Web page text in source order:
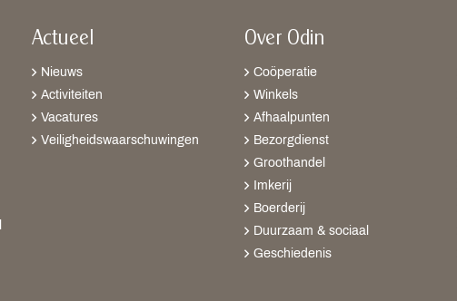
Actueel
Nieuws
Activiteiten
Vacatures
Veiligheidswaarschuwingen
Over Odin
Coöperatie
Winkels
Afhaalpunten
Bezorgdienst
Groothandel
Imkerij
Boerderij
Duurzaam & sociaal
Geschiedenis